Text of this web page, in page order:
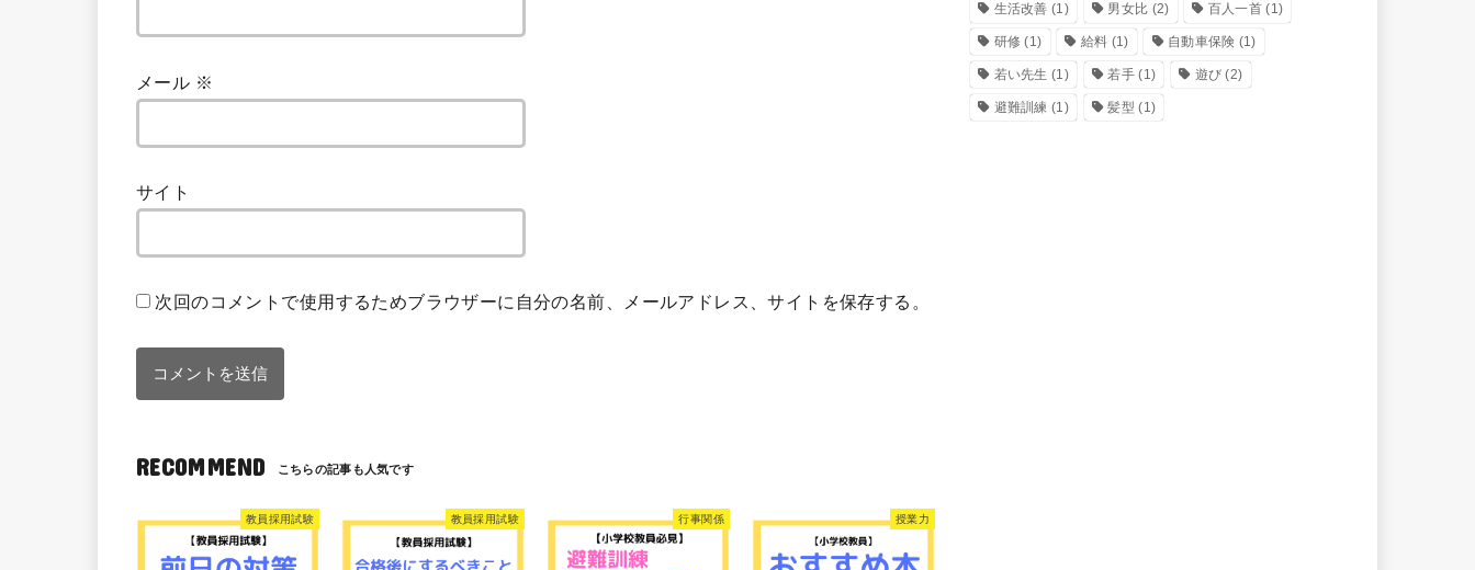
メール ※
サイト
次回のコメントで使用するためブラウザーに自分の名前、メールアドレス、サイトを保存する。
RECOMMEND
教員採用試験 教員採用試験 行事関係 授業力
生活改善 (1) 男女比 (2) 百人一首 (1)
研修 (1) 給料 (1) 自動車保険 (1)
若い先生 (1) 若手(1) 遊び (2)
避難訓練 (1) 髪型 (1)